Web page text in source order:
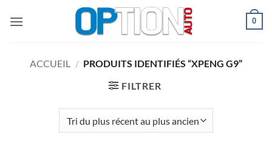
0
ACCUEIL / PRODUITS IDENTIFIÉS “XPENG G9”
FILTRER